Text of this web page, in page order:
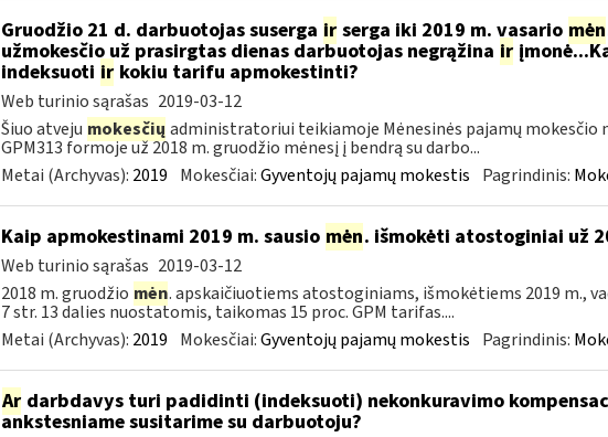
Gruodžio 21 d. darbuotojas suserga irserga iki 2019 m. vasario mėn
užmokesčio už prasirgtas dienas darbuotojas negrąžina ir
indeksuoti irkokiu tarifu apmokestinti?
Web turinio sąrašas 2019-03-12
Šiuo atveju mokesčių administratoriui teikiamoje Mėnesinės pajamų mokesčio
GPM313 formoje už 2018 m. gruodžio mėnesį į bendrą su darbo...
Metai (Archyvas): 2019 Mokesčiai:Gyventojų pajamų mokestis Pagrindinis:
Kaip apmokestinami 2019 m. sausio mėn. išmokėti atostoginiai už
Web turinio sąrašas 2019-03-12
2018 m. gruodžio mėn. apskaičiuotiems atostoginiams, išmokėtiems 2019 m.,
7 str. 13 dalies nuostatomis, taikomas 15 proc. GPM tarifas....
Metai (Archyvas): 2019 Mokesčiai:Gyventojų pajamų mokestis Pagrindinis:
Ardarbdavys turi padidinti (indeksuoti) nekonkuravimo
ankstesniame susitarime su darbuotoju?